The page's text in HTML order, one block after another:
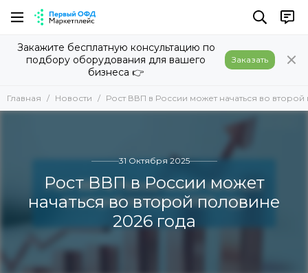
Закажите бесплатную консультацию по
подбору оборудования для вашего
бизнеса 👉
Заказать
Главная Новости Рост ВВП в России может начаться во
31 Октября 2025
Рост ВВП в России может
начаться во второй половине
2026 года